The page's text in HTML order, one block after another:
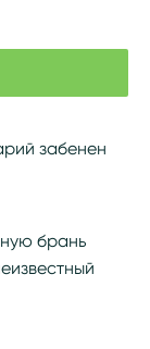
забенен
брань